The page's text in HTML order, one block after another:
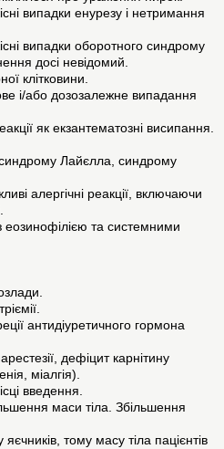
випадки енурезу і нетримання
випадки оборотного синдрому
досі невідомий.
клітковини.
і/або дозозалежне випадання
як екзантематозні висипання.
Лайєлла, синдрому
алергічні реакції, включаючи
та системними
антидіуретичного гормона
дефіцит карнітину
міалгія).
введення.
маси тіла. Збільшення
тому масу тіла пацієнтів